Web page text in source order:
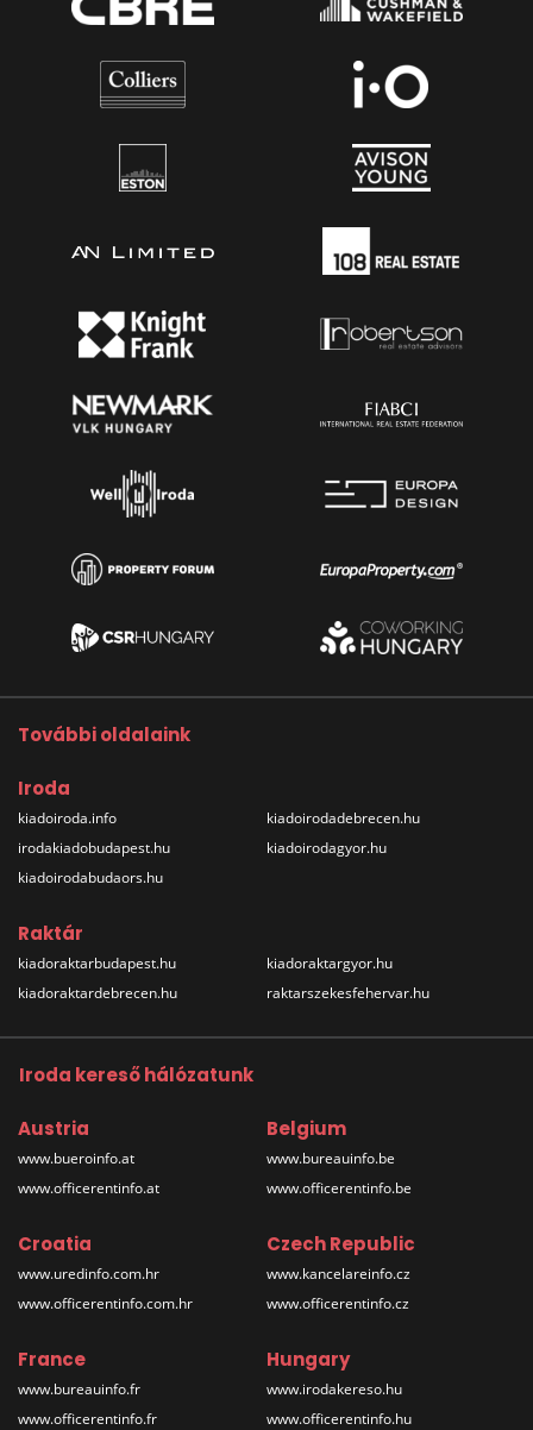
További oldalaink
Iroda
kiadoiroda.info
irodakiadobudapest.hu
kiadoirodabudaors.hu
kiadoirodadebrecen.hu
kiadoirodagyor.hu
Raktár
kiadoraktarbudapest.hu
kiadoraktardebrecen.hu
kiadoraktargyor.hu
raktarszekesfehervar.hu
Iroda kereső hálózatunk
Austria
www.bueroinfo.at
www.officerentinfo.at
Belgium
www.bureauinfo.be
www.officerentinfo.be
Croatia
www.uredinfo.com.hr
www.officerentinfo.com.hr
Czech Republic
www.kancelareinfo.cz
www.officerentinfo.cz
France
www.bureauinfo.fr
www.officerentinfo.fr
Hungary
www.irodakereso.hu
www.officerentinfo.hu